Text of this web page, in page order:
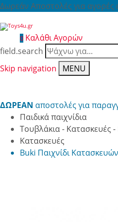
Δωρεάν Αποστολές για
0 Καλάθι Αγορών
field.search
Skip navigation
MENU
ΔΩΡΕΑΝ αποστολές για
Παιδικά παιχνίδια
Τουβλάκια - Κατασκευές
Κατασκευές
Buki Παιχνίδι